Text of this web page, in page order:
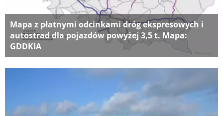
Mapa z płatnymi odcinkami dróg ekspresowych i
autostrad dla pojazdów powyżej 3,5 t. Mapa:
GDDKIA